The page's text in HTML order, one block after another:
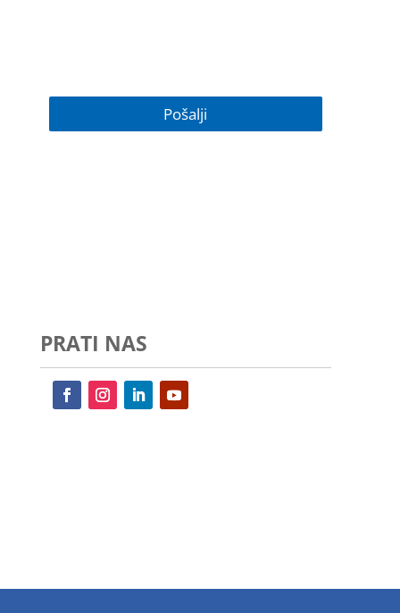
PRATI NAS